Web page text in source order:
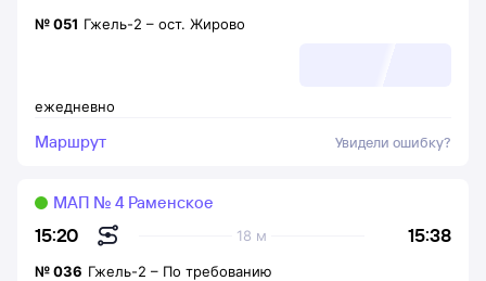
ежедневно
№051 Гжель-2 – ост. Жирово
Маршрут Увидели ошибку?
15:20 15:38
18 м
МАП № 4 Раменское
№036 Гжель-2 – По требованию